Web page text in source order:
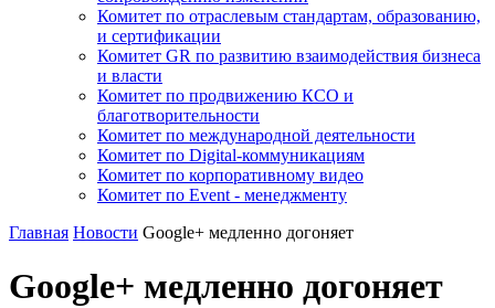
Комитет по отраслевым стандартам, образованию,
и сертификации
Комитет GR по развитию взаимодействия бизнеса
и власти
Комитет по продвижению КСО и
благотворительности
Комитет по международной деятельности
Комитет по Digital-коммуникациям
Комитет по корпоративному видео
Комитет по Event - менеджменту
Главная Новости Google+ медленно догоняет
Google+ медленно догоняет